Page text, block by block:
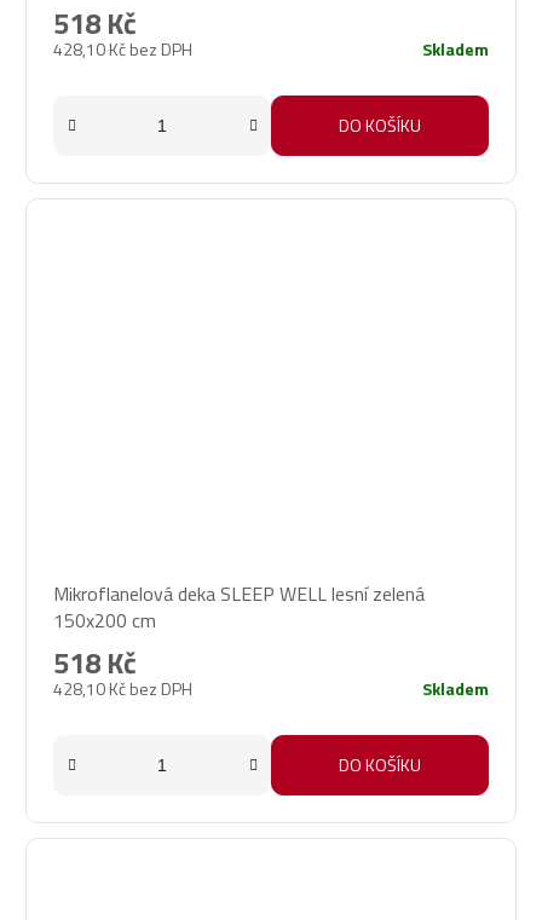
428,10 Kč bez DPH
518 Kč
Skladem
DO KOŠÍKU
Mikroflanelová deka SLEEP WELL lesní zelená
150x200 cm
428,10 Kč bez DPH
518 Kč
Skladem
DO KOŠÍKU